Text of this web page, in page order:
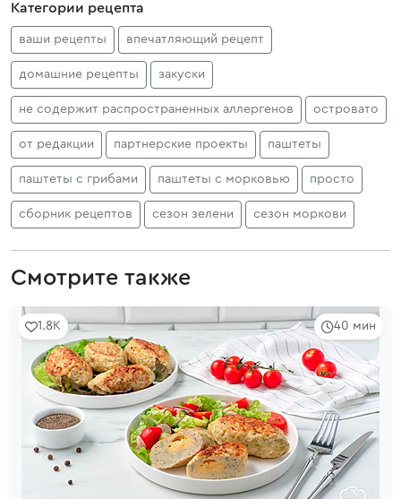
Категории рецепта
ваши рецепты впечатляющий рецепт
домашние рецепты закуски
не содержит распространенных аллергенов островато
от редакции партнерские проекты паштеты
паштеты с грибами паштеты с морковью просто
сборник рецептов сезон зелени сезон моркови
Смотрите также
40 мин
1.8K